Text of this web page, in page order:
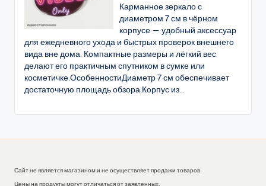
Карманное зеркало с
диаметром 7 см в чёрном
корпусе — удобный аксессуар
для ежедневного ухода и быстрых проверок внешнего
вида вне дома. Компактные размеры и лёгкий вес
делают его практичным спутником в сумке или
косметичке.ОсобенностиДиаметр 7 см обеспечивает
достаточную площадь обзора.Корпус из...
Сайт не является магазином и не осуществляет продажи товаров.
Цены на продукты могут отличаться от заявленных.